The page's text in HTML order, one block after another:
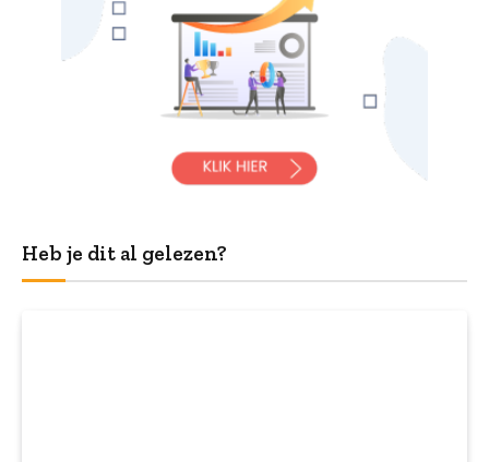
Heb je dit al gelezen?